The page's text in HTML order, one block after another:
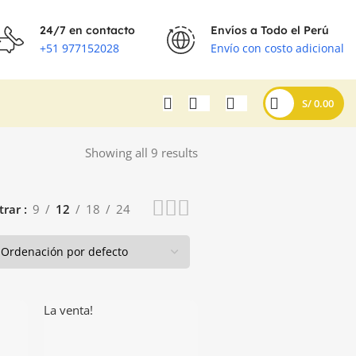
24/7 en contacto
+51 977152028
Envíos a Todo el Perú
Envío con costo adicional
S/0.00
Showing all 9 results
9 12 18 24
La venta!